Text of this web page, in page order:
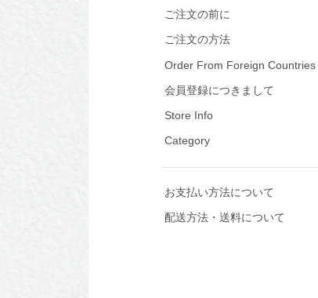
ご注文の前に
ご注文の方法
Order From Foreign Countries
会員登録につきまして
Store Info
Category
お支払い方法について
配送方法・送料について